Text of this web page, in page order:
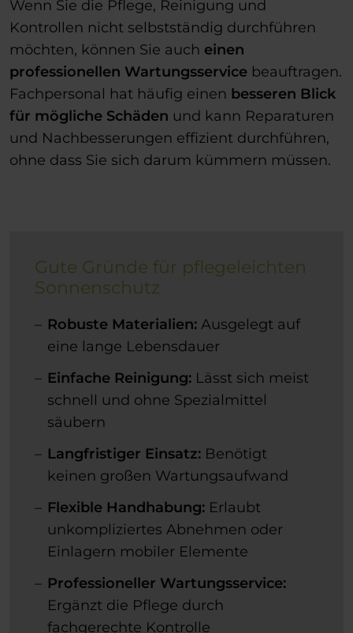
Wenn Sie die Pflege, Reinigung und
Kontrollen nicht selbstständig durchführen
möchten, können Sie auch einen
professionellen Wartungsservice beauftragen.
Fachpersonal hat häufig einen besseren Blick
für mögliche Schäden und kann Reparaturen
und Nachbesserungen effizient durchführen,
ohne dass Sie sich darum kümmern müssen.
Gute Gründe für pflegeleichten
Sonnenschutz
Robuste Materialien: Ausgelegt auf
eine lange Lebensdauer
Einfache Reinigung: Lässt sich meist
schnell und ohne Spezialmittel
säubern
Langfristiger Einsatz: Benötigt
keinen großen Wartungsaufwand
Flexible Handhabung: Erlaubt
unkompliziertes Abnehmen oder
Einlagern mobiler Elemente
Professioneller Wartungsservice:
Ergänzt die Pflege durch
fachgerechte Kontrolle